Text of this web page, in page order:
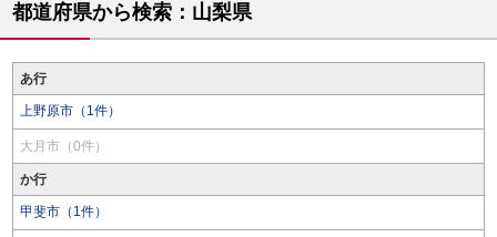
都道府県から検索：山梨県
あ行
上野原市（1件）
大月市（0件）
か行
甲斐市（1件）